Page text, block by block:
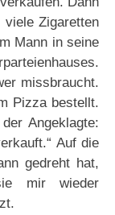
Zigaretten
Mann in seine
missbraucht.
Pizza bestellt.
Angeklagte:
Auf die
gedreht hat,
mir wieder